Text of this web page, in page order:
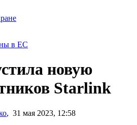
в ЕС
новую
Starlink
, 31 мая 2023, 12:58